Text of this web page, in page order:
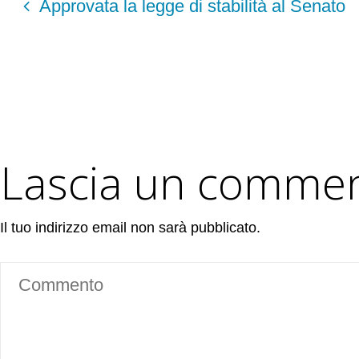
Approvata la legge di stabilità al Senato
Lascia un
Il tuo indirizzo email non sarà pubblicato.